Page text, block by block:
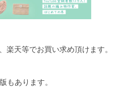
天等でお買い求め頂けます。
もあります。